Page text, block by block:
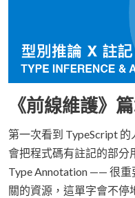
《前線維護》
第一次看到 TypeScript
會把程式碼有註記的部分
Type Annotation —— 很
關的資源，這單字會不停